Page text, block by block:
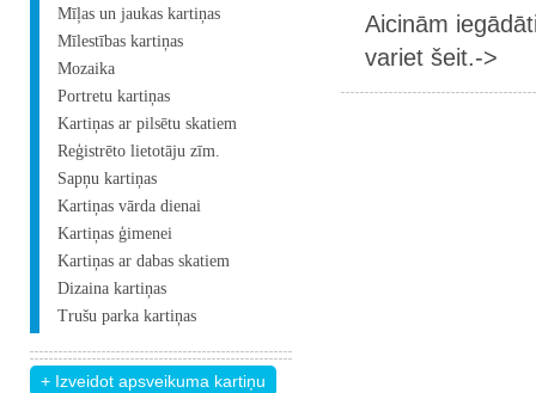
Mīļas un jaukas kartiņas
Mīlestības kartiņas
Mozaika
Portretu kartiņas
Kartiņas ar pilsētu skatiem
Reģistrēto lietotāju zīm.
Sapņu kartiņas
Kartiņas vārda dienai
Kartiņas ģimenei
Kartiņas ar dabas skatiem
Dizaina kartiņas
Trušu parka kartiņas
Aicinām
variet šeit.->